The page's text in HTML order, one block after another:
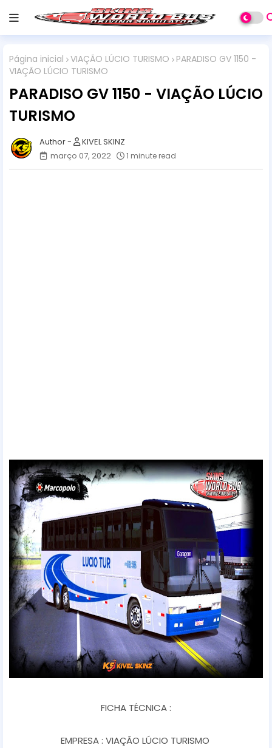
Página inicial VIAÇÃO LÚCIO TURISMO
PARADISO GV 1150 -
VIAÇÃO LÚCIO TURISMO
PARADISO GV 1150 - VIAÇÃO LÚCIO
TURISMO
KIVEL SKINZ
março 07, 2022
1 minute read
FICHA TÉCNICA :
EMPRESA : VIAÇÃO LÚCIO TURISMO